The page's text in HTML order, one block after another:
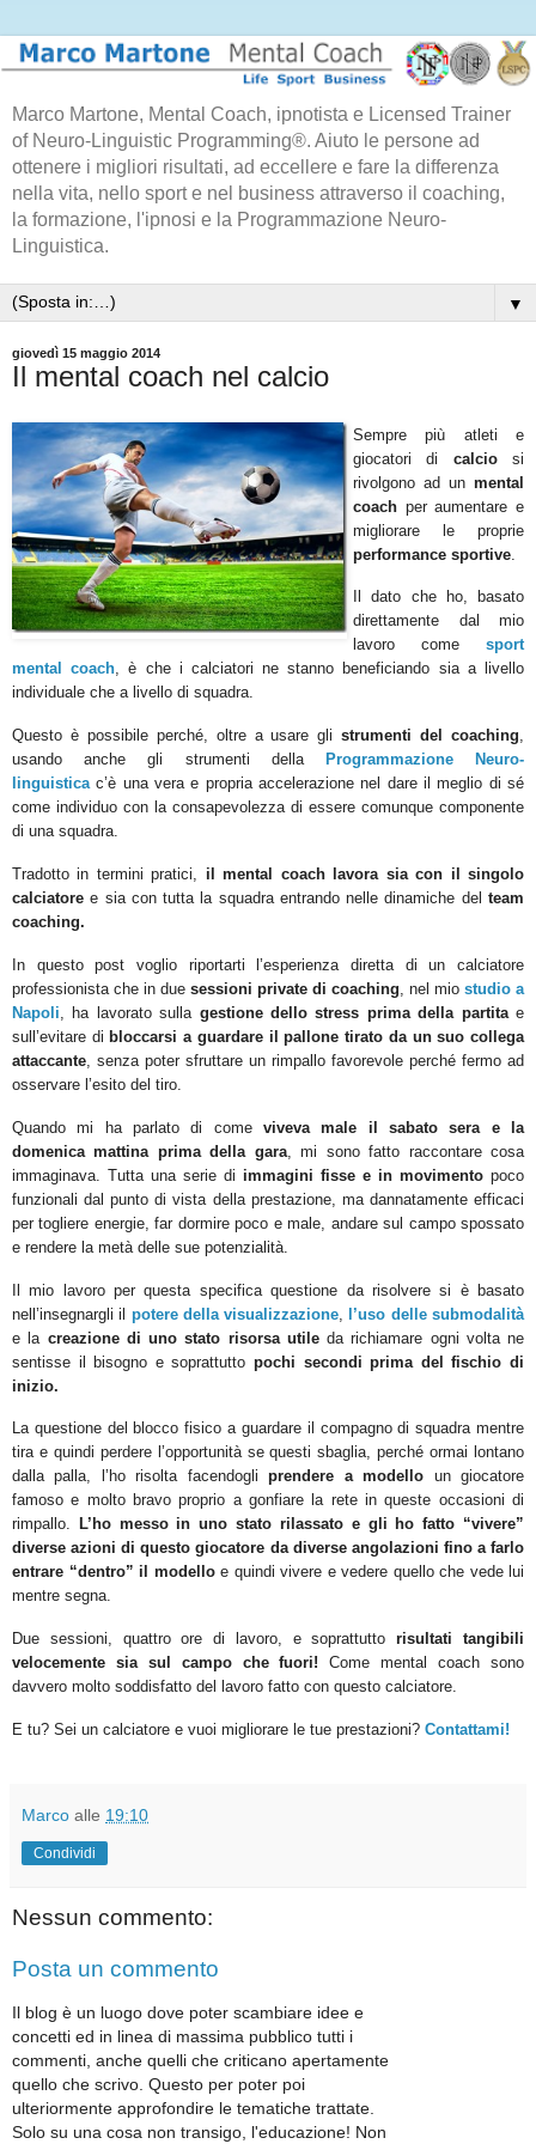
Marco Martone, Mental Coach, ipnotista e Licensed Trainer
of Neuro-Linguistic Programming®. Aiuto le persone ad
ottenere i migliori risultati, ad eccellere e fare la differenza
nella vita, nello sport e nel business attraverso il coaching,
la formazione, l'ipnosi e la Programmazione Neuro-
Linguistica.
▼
giovedì 15 maggio 2014
Il mental coach nel calcio
Sempre più atleti e
giocatori di calciosi
rivolgono ad un mental
coach per aumentare e
migliorare le proprie
performance sportive
Il dato che ho, basato
direttamente dal mio
lavoro come sport
mental coach, è che i calciatori ne stanno beneficiando sia a livello
individuale che a livello di squadra.
Questo è possibile perché, oltre a usare glistrumenti del coaching,
usando anche gli strumenti della
Programmazione Neuro-
linguistica c’è una vera e propria accelerazione nel dare il meglio di sé
come individuo con la consapevolezza di essere comunque componente
di una squadra.
Tradotto in termini pratici, il mental coach lavora sia con il singolo
calciatore e sia con tutta la squadra entrando nelle dinamiche del team
coaching.
In questo post voglio riportarti l’esperienza diretta di un calciatore
professionista che in due sessioni private di coaching , nel mio studio a
Napoli , ha lavorato sulla gestione dello stress prima della partitae
sull’evitare di bloccarsi a guardare il pallone tirato da un suo collega
attaccante , senza poter sfruttare un rimpallo favorevole perché fermo ad
osservare l’esito del tiro.
Quando mi ha parlato di come viveva male il sabato sera e la
domenica mattina prima della gara, mi sono fatto raccontare cosa
immaginava. Tutta una serie di immagini fisse e in movimento poco
funzionali dal punto di vista della prestazione, ma dannatamente efficaci
per togliere energie, far dormire poco e male, andare sul campo spossato
e rendere la metà delle sue potenzialità.
Il mio lavoro per questa specifica questione da risolvere si è basato
nell’insegnargli il potere della visualizzazione l’uso delle submodalità
e la creazione di uno stato risorsa utileda richiamare ogni volta ne
sentisse il bisogno e soprattutto pochi secondi prima del fischio di
inizio.
La questione del blocco fisico a guardare il compagno di squadra mentre
tira e quindi perdere l’opportunità se questi sbaglia, perché ormai lontano
dalla palla, l’ho risolta facendogliprendere a modello un giocatore
famoso e molto bravo proprio a gonfiare la rete in queste occasioni di
rimpallo. L’ho messo in uno stato rilassato e gli ho fatto “vivere”
diverse azioni di questo giocatore da diverse angolazioni fino a farlo
entrare “dentro” il modelloe quindi vivere e vedere quello che vede lui
mentre segna.
Due sessioni, quattro ore di lavoro, e soprattuttorisultati tangibili
velocemente sia sul campo che fuori! Come mental coach sono
davvero molto soddisfatto del lavoro fatto con questo calciatore.
E tu? Sei un calciatore e vuoi migliorare le tue prestazioni? Contattami!
Marco alle 19:10
Condividi
Nessun commento:
Posta un commento
Il blog è un luogo dove poter scambiare idee e
concetti ed in linea di massima pubblico tutti i
commenti, anche quelli che criticano apertamente
quello che scrivo. Questo per poter poi
ulteriormente approfondire le tematiche trattate.
Solo su una cosa non transigo, l'educazione! Non